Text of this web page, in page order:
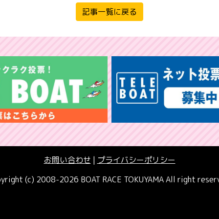
記事一覧に戻る
お問い合わせ | プライバシーポリシー
(c) 2008-2026 BOAT RACE TOKUYAMA All right